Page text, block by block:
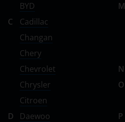
BYD
C
Cadillac
Changan
Chery
Chevrolet
Chrysler
Citroen
D
Daewoo
M
N
O
P